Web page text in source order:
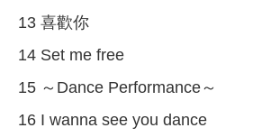
13 喜歡你
14 Set me free
15 ～Dance Performance～
16 I wanna see you dance